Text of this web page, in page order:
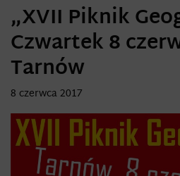
„XVII Piknik
Czwartek 8
Tarnów
8 czerwca 2017